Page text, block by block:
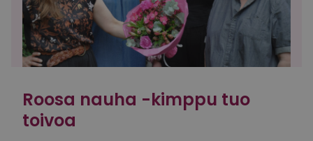
Roosa nauha -kimppu tuo
toivoa